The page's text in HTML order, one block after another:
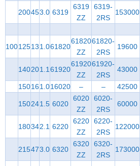
200453.0 6319
6319
ZZ
6319-
2RS
153000
100125131.061820
61820
ZZ
61820-
2RS
19600
140201.161920
61920
ZZ
61920-
2RS
43000
150161.016020 – – 42500
150241.5 6020
6020
ZZ
6020-
2RS
60000
180342.1 6220
6220
ZZ
6220-
2RS
122000
215473.0 6320
6320
ZZ
6320-
2RS
173000